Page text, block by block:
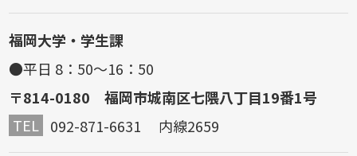
福岡大学・学生課
●平日 8：50～16：50
〒814-0180 福岡市城南区七隈八丁目19番1号
TEL 092-871-6631 内線2659